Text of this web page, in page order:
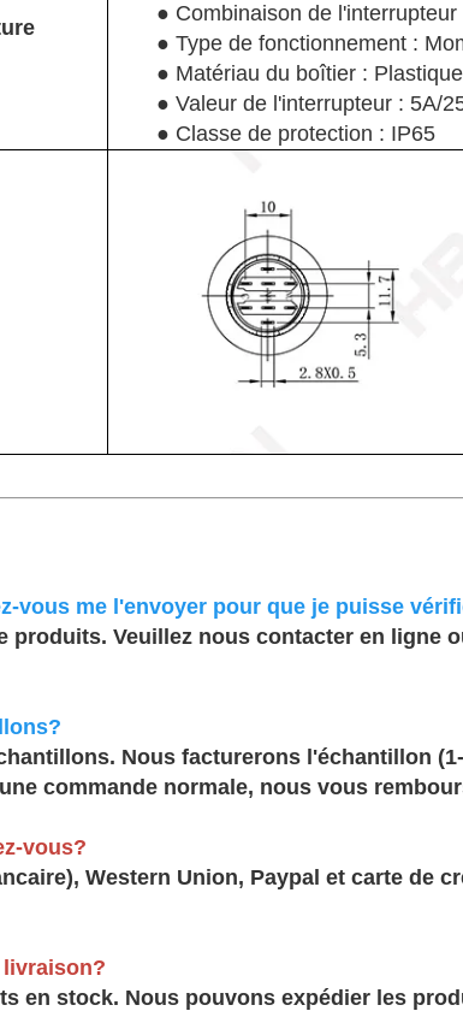
● Combinaison de
● Type de fonctionnement :
● Matériau du boîtier : Plastique
● Valeur de l'interrupteur : 5A/
● Classe de protection : IP65
vous me l'envoyer pour que je puisse
produits. Veuillez nous contacter en ligne
Nous facturerons l'échantillon
commande normale, nous vous
vous?
Western Union, Paypal et carte de
livraison?
en stock. Nous pouvons expédier les